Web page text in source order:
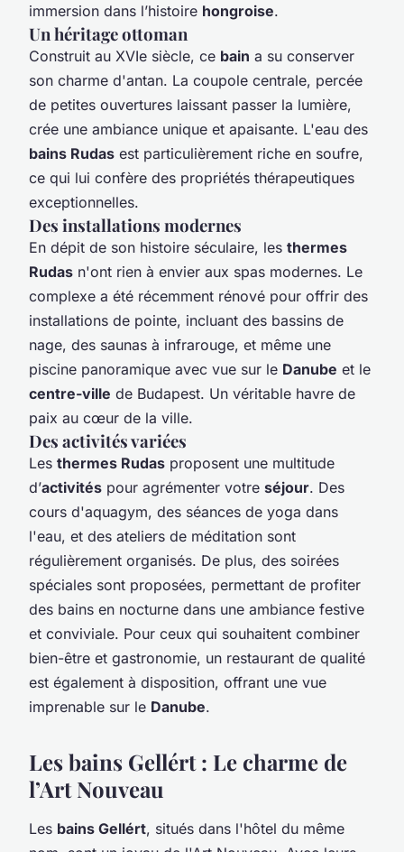
immersion dans l’histoire hongroise.
Un héritage ottoman
Construit au XVIe siècle, ce bain a su conserver
son charme d'antan. La coupole centrale, percée
de petites ouvertures laissant passer la lumière,
crée une ambiance unique et apaisante. L'eau des
bains Rudas est particulièrement riche en soufre,
ce qui lui confère des propriétés thérapeutiques
exceptionnelles.
Des installations modernes
En dépit de son histoire séculaire, les thermes
Rudas n'ont rien à envier aux spas modernes. Le
complexe a été récemment rénové pour offrir des
installations de pointe, incluant des bassins de
nage, des saunas à infrarouge, et même une
piscine panoramique avec vue sur le Danube et le
centre-ville de Budapest. Un véritable havre de
paix au cœur de la ville.
Des activités variées
Les thermes Rudas proposent une multitude
d’activités pour agrémenter votre séjour. Des
cours d'aquagym, des séances de yoga dans
l'eau, et des ateliers de méditation sont
régulièrement organisés. De plus, des soirées
spéciales sont proposées, permettant de profiter
des bains en nocturne dans une ambiance festive
et conviviale. Pour ceux qui souhaitent combiner
bien-être et gastronomie, un restaurant de qualité
est également à disposition, offrant une vue
imprenable sur le Danube.
Les bains Gellért : Le charme de
l’Art Nouveau
Les bains Gellért, situés dans l'hôtel du même